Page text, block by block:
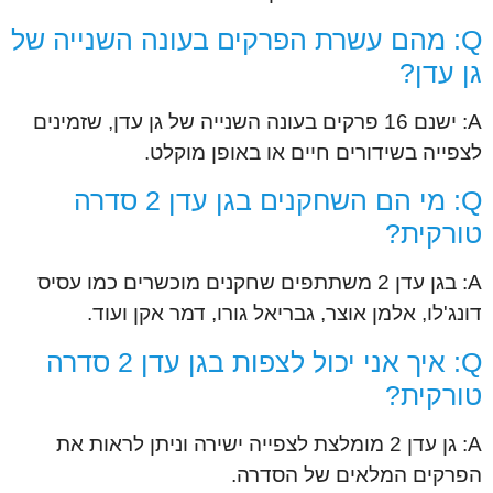
Q: מהם עשרת הפרקים בעונה השנייה של
גן עדן?
A: ישנם 16 פרקים בעונה השנייה של גן עדן, שזמינים
לצפייה בשידורים חיים או באופן מוקלט.
Q: מי הם השחקנים בגן עדן 2 סדרה
טורקית?
A: בגן עדן 2 משתתפים שחקנים מוכשרים כמו עסיס
דונג'לו, אלמן אוצר, גבריאל גורו, דמר אקן ועוד.
Q: איך אני יכול לצפות בגן עדן 2 סדרה
טורקית?
A: גן עדן 2 מומלצת לצפייה ישירה וניתן לראות את
הפרקים המלאים של הסדרה.